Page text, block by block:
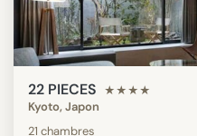
22 PIECES ★★★★
Kyoto, Japon
21 chambres